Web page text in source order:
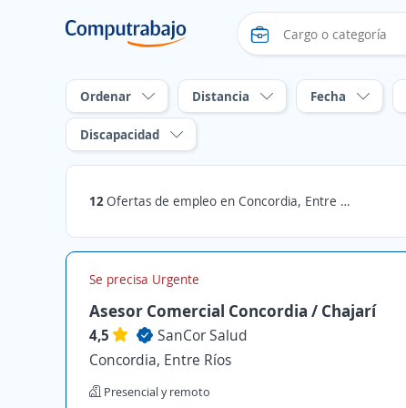
Ordenar Distancia Fecha
Discapacidad
12Ofertas de empleo en Concordia, Entre Ríos
Se precisa Urgente
Asesor Comercial Concordia / Chajarí
4,5
SanCor Salud
Concordia, Entre Ríos
Presencial y remoto